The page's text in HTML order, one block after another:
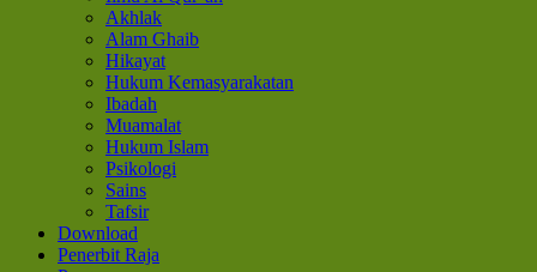
Akhlak
Alam Ghaib
Hikayat
Hukum Kemasyarakatan
Ibadah
Muamalat
Hukum Islam
Psikologi
Sains
Tafsir
Download
Penerbit Raja